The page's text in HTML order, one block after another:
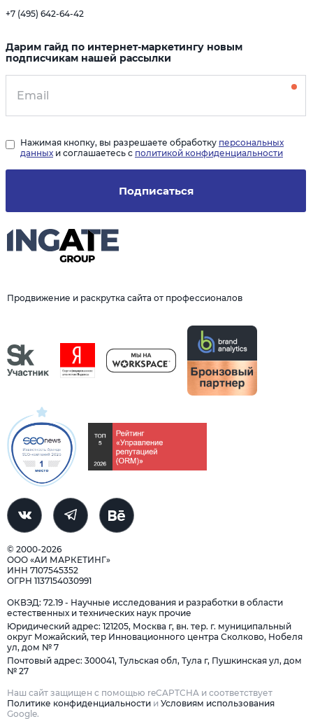
Продвижение и раскрутка сайта от профессионалов
© 2000-2026
ООО «АИ МАРКЕТИНГ»
ИНН 7107545352
ОГРН 1137154030991
+7 (495) 642-64-42
Дарим гайд по интернет-маркетингу новым
подписчикам нашей рассылки
Подписаться
Нажимая кнопку, вы разрешаете обработку персональных
данных и соглашаетесь с политикой конфиденциальности
ОКВЭД: 72.19 - Научные исследования и разработки в области
естественных и технических наук прочие
Юридический адрес: 121205, Москва г, вн. тер. г. муниципальный
округ Можайский, тер Инновационного центра Сколково, Нобеля
ул, дом № 7
Почтовый адрес: 300041, Тульская обл, Тула г, Пушкинская ул, дом
№ 27
Наш сайт защищен с помощью reCAPTCHA и соответствует
Политике конфиденциальности и Условиям использования
Google.